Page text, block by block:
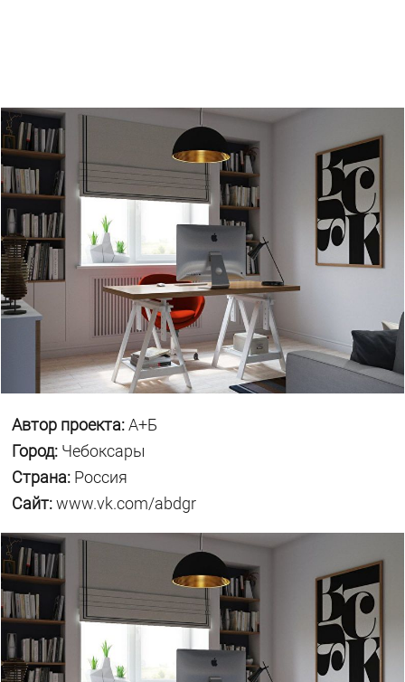
Автор проекта:А+Б
Город: Чебоксары
Страна: Россия
Сайт:www.vk.com/abdgr